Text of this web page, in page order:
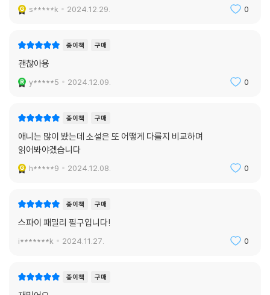
s*****k 2024.12.29. 0
종이책 구매
괜찮아용
y*****5 2024.12.09. 0
종이책 구매
애니는 많이 봤는데 소설은 또 어떻게 다를지 비교하며
읽어봐야겠습니다
h*****9 2024.12.08. 0
종이책 구매
스파이 패밀리 필구입니다!
i*******k 2024.11.27. 0
종이책 구매